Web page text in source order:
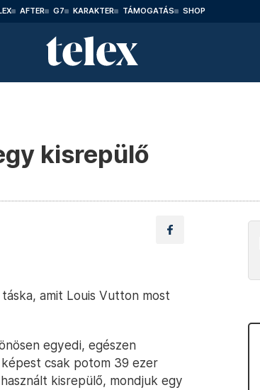
AFTER G7 KARAKTER TÁMOGATÁS SHOP
kisrepülő
amit Louis Vutton most
egyedi, egészen
csak potom 39 ezer
kisrepülő, mondjuk egy